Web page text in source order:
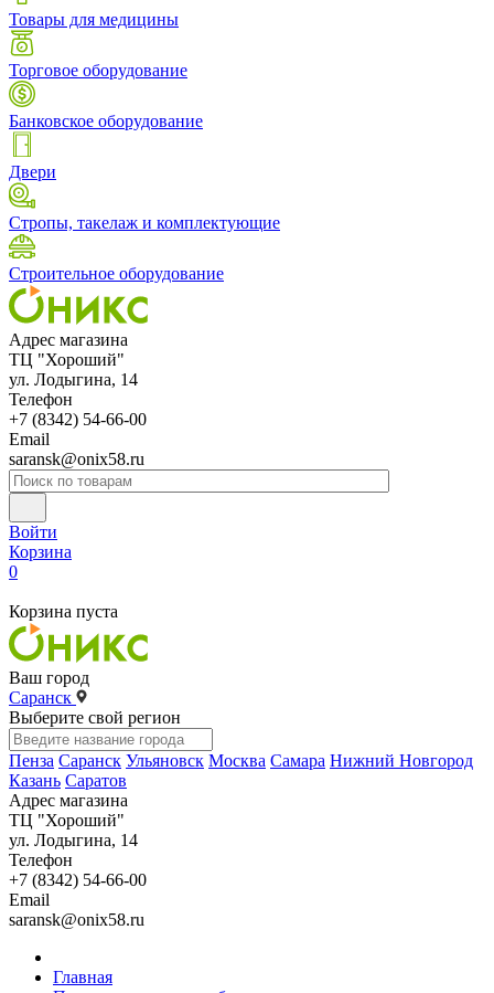
Товары для медицины
Торговое оборудование
Банковское оборудование
Двери
Стропы, такелаж и комплектующие
Строительное оборудование
Адрес магазина
ТЦ "Хороший"
ул. Лодыгина, 14
Телефон
+7 (8342) 54-66-00
Email
saransk@onix58.ru
Войти
Корзина
0
Корзина пуста
Ваш город
Саранск
Выберите свой регион
Пенза Саранск Ульяновск Москва Самара Нижний Новгород
Казань Саратов
Адрес магазина
ТЦ "Хороший"
ул. Лодыгина, 14
Телефон
+7 (8342) 54-66-00
Email
saransk@onix58.ru
Главная